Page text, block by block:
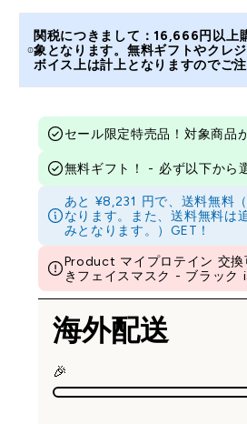
関税につきまして：16,666円以上
象となります。無料ギフトやクレ
ボイス上は計上となりますのでご
セール限定特売品！対象商品
無料ギフト！ - 必ず以下から
あと ¥8,231 円で、送料無料
なります。また、送料無料は
みとなります。）GET！
Product マイプロテイン 交換
きフェイスマスク - ブラッ
海外配送
🎉